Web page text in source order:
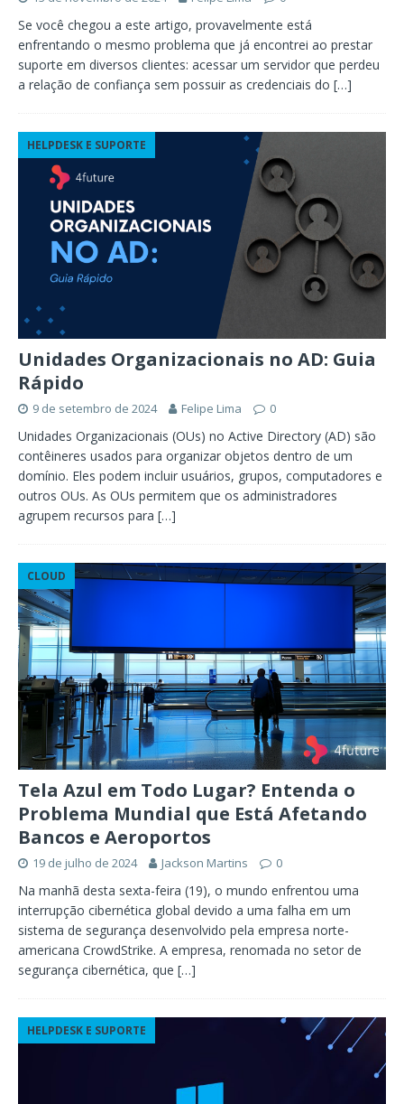
Se você chegou a este artigo, provavelmente está
enfrentando o mesmo problema que já encontrei ao prestar
suporte em diversos clientes: acessar um servidor que perdeu
a relação de confiança sem possuir as credenciais do […]
HELPDESK E SUPORTE
Unidades Organizacionais no AD: Guia
Rápido
9 de setembro de 2024 Felipe Lima 0
Unidades Organizacionais (OUs) no Active Directory (AD) são
contêineres usados para organizar objetos dentro de um
domínio. Eles podem incluir usuários, grupos, computadores e
outros OUs. As OUs permitem que os administradores
agrupem recursos para […]
CLOUD
Tela Azul em Todo Lugar? Entenda o
Problema Mundial que Está Afetando
Bancos e Aeroportos
19 de julho de 2024 Jackson Martins 0
Na manhã desta sexta-feira (19), o mundo enfrentou uma
interrupção cibernética global devido a uma falha em um
sistema de segurança desenvolvido pela empresa norte-
americana CrowdStrike. A empresa, renomada no setor de
segurança cibernética, que […]
HELPDESK E SUPORTE